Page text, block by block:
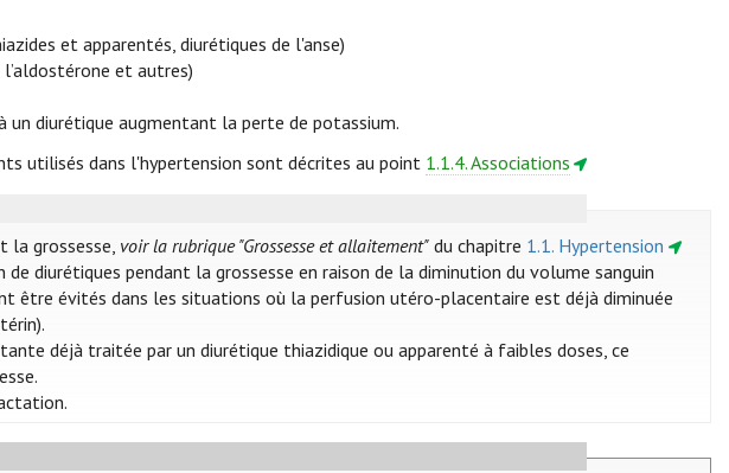
et apparentés, diurétiques de l'anse)
et autres)
un diurétique augmentant la perte de potassium.
utilisés dans l'hypertension sont décrites au point 1.1.4. Associations
la grossesse, voir la rubrique "Grossesse et allaitement" du chapitre 1.1. Hypertension
diurétiques pendant la grossesse en raison de la diminution du volume sanguin
être évités dans les situations où la perfusion utéro-placentaire est déjà diminuée
déjà traitée par un diurétique thiazidique ou apparenté à faibles doses, ce